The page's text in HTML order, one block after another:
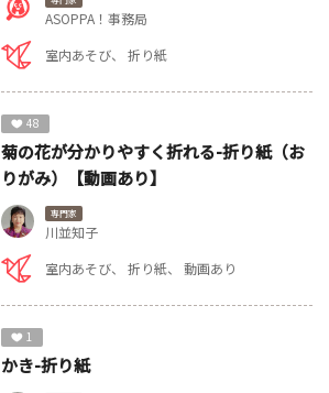
ASOPPA！事務局
室内あそび
折り紙
48
菊の花が分かりやすく折れる-折り紙（お
りがみ）【動画あり】
専門家
川並知子
室内あそび
折り紙 動画あり
1
かき-折り紙